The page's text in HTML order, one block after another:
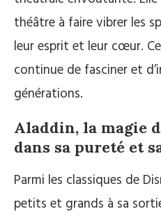
théâtre à faire vibrer les
leur esprit et leur cœur.
continue de fasciner et
générations.
Aladdin, la magie
dans sa pureté et
Parmi les classiques de
petits et grands à sa